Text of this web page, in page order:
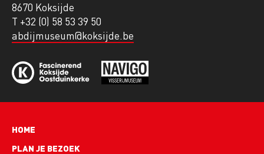
8670 Koksijde
T +32 (0) 58 53 39 50
abdijmuseum@koksijde.be
Hoofdnavigatie
HOME
PLAN JE BEZOEK